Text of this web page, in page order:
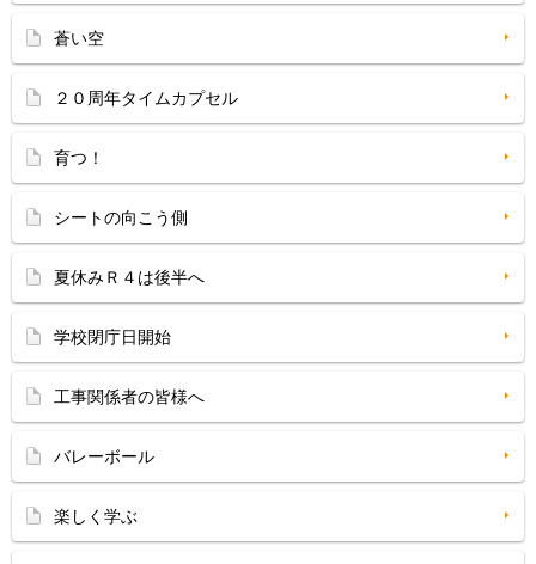
蒼い空
２０周年タイムカプセル
育つ！
シートの向こう側
夏休みＲ４は後半へ
学校閉庁日開始
工事関係者の皆様へ
バレーボール
楽しく学ぶ